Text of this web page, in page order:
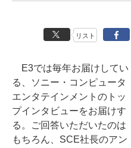
リスト
E3では毎年お届けしてい
る、ソニー・コンピュータ
エンタテインメントのトッ
プインタビューをお届けす
る。ご回答いただいたのは
もちろん、SCE社長のアン